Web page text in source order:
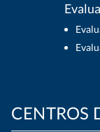
CENTROS